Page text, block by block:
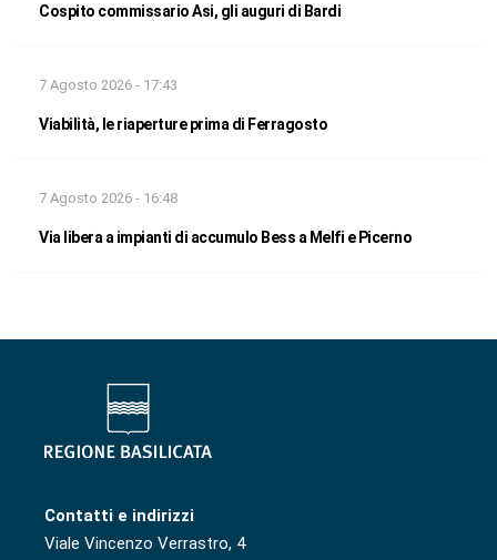
Cospito commissario Asi, gli auguri di Bardi
7 Agosto 2026 - 17:43
Viabilità, le riaperture prima di Ferragosto
7 Agosto 2026 - 16:48
Via libera a impianti di accumulo Bess a Melfi e Picerno
Contatti e indirizzi
Viale Vincenzo Verrastro, 4